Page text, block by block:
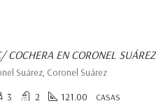
COCHERA EN CORONEL SUÁREZ
Suárez, Coronel Suárez
3 2 121.00 CASAS